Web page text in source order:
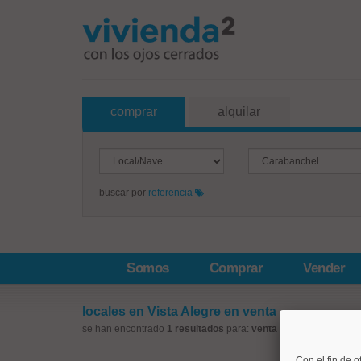
comprar alquilar
buscar por referencia
Somos Comprar Vender
locales en Vista Alegre en venta
se han encontrado 1 resultados para: venta